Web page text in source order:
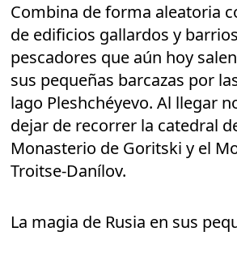
Combina de forma aleatoria
de edificios gallardos y
pescadores que aún hoy
sus pequeñas barcazas por
lago Pleshchéyevo. Al llegar
dejar de recorrer la catedral
Monasterio de Goritski y el
Troitse-Danílov.
La magia de Rusia en sus